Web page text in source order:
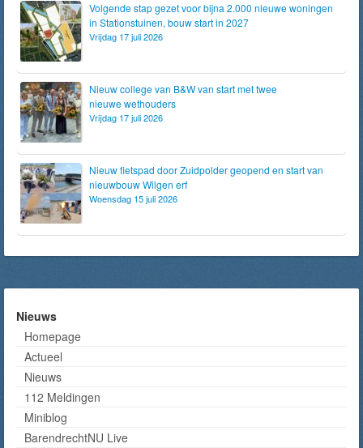
Volgende stap gezet voor bijna 2.000 nieuwe woningen
in Stationstuinen, bouw start in 2027
Vrijdag 17 juli 2026
Nieuw college van B&W van start met twee
nieuwe wethouders
Vrijdag 17 juli 2026
Nieuw fietspad door Zuidpolder geopend en start van
nieuwbouw Wilgen erf
Woensdag 15 juli 2026
Nieuws
Homepage
Actueel
Nieuws
112 Meldingen
Miniblog
BarendrechtNU Live